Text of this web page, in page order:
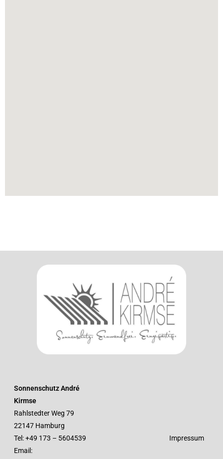
Sonnenschutz André
Kirmse
Rahlstedter Weg 79
22147 Hamburg
Tel:+49 173 – 5604539
Email:
Impressum